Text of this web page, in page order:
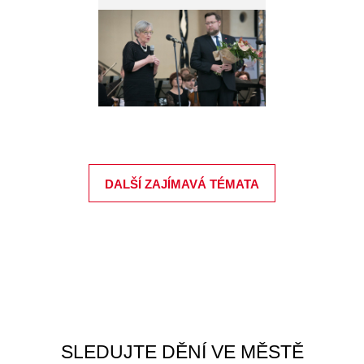
DALŠÍ ZAJÍMAVÁ TÉMATA
SLEDUJTE DĚNÍ VE MĚSTĚ